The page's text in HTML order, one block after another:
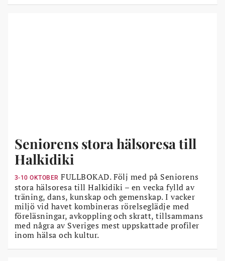
Seniorens stora hälsoresa till
Halkidiki
3-10 OKTOBER FULLBOKAD. Följ med på Seniorens
stora hälsoresa till Halkidiki – en vecka fylld av
träning, dans, kunskap och gemenskap. I vacker
miljö vid havet kombineras rörelseglädje med
föreläsningar, avkoppling och skratt, tillsammans
med några av Sveriges mest uppskattade profiler
inom hälsa och kultur.